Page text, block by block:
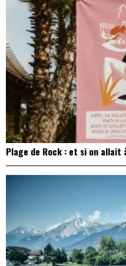
Plage de Rock : et si on allait